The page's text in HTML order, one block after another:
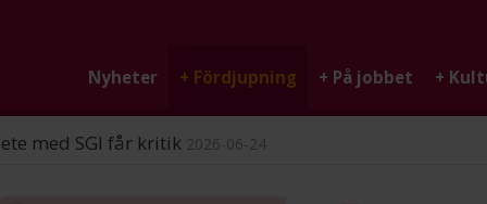
Nyheter + Fördjupning + På jobbet +
2026-06-25